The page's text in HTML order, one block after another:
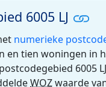
6005 LJ
numerieke
en tien woningen in
6005
WOZwaarde